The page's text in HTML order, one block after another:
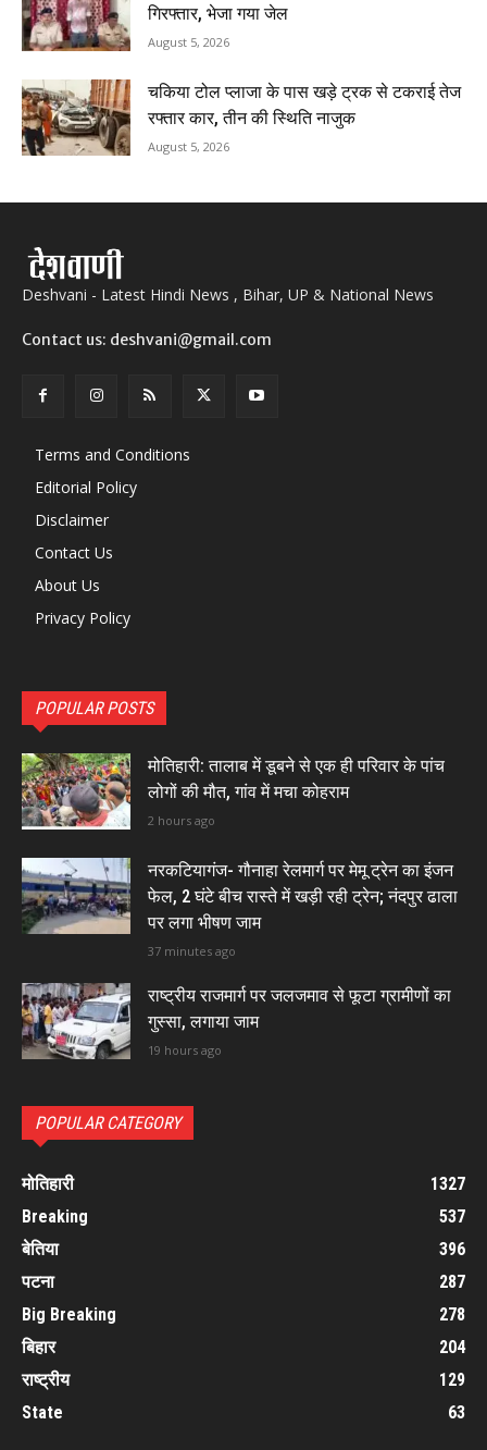
गिरफ्तार, भेजा गया जेल
August 5, 2026
चकिया टोल प्लाजा के पास खड़े ट्रक से टकराई तेज
रफ्तार कार, तीन की स्थिति नाजुक
August 5, 2026
Deshvani - Latest Hindi News , Bihar, UP & National News
Contact us: deshvani@gmail.com
Terms and Conditions
Editorial Policy
Disclaimer
Contact Us
About Us
Privacy Policy
POPULAR POSTS
मोतिहारी: तालाब में डूबने से एक ही परिवार के पांच
लोगों की मौत, गांव में मचा कोहराम
2 hours ago
नरकटियागंज- गौनाहा रेलमार्ग पर मेमू ट्रेन का इंजन
फेल, 2 घंटे बीच रास्ते में खड़ी रही ट्रेन; नंदपुर ढाला
पर लगा भीषण जाम
37 minutes ago
राष्ट्रीय राजमार्ग पर जलजमाव से फूटा ग्रामीणों का
गुस्सा, लगाया जाम
19 hours ago
POPULAR CATEGORY
मोतिहारी
1327
Breaking
537
बेतिया
396
पटना
287
Big Breaking
278
बिहार
204
राष्ट्रीय
129
State
63